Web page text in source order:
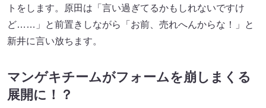
トをします。原田は「言い過ぎてるかもしれないですけ
ど……」と前置きしながら「お前、売れへんからな！」と
新井に言い放ちます。
マンゲキチームがフォームを崩しまくる
展開に！？